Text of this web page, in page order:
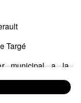
Targé
municipal a la
"4" et du service